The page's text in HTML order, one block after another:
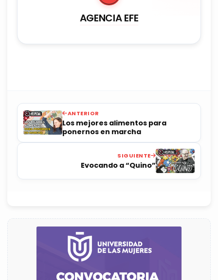
AGENCIA EFE
ANTERIOR
Los mejores alimentos para
ponernos en marcha
SIGUIENTE
Evocando a “Quino”